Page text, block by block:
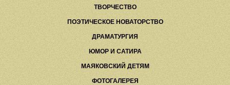
ТВОРЧЕСТВО
ПОЭТИЧЕСКОЕ НОВАТОРСТВО
ДРАМАТУРГИЯ
ЮМОР И САТИРА
МАЯКОВСКИЙ ДЕТЯМ
ФОТОГАЛЕРЕЯ